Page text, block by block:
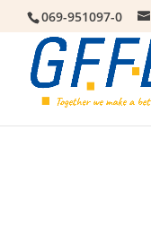
069-951097-0